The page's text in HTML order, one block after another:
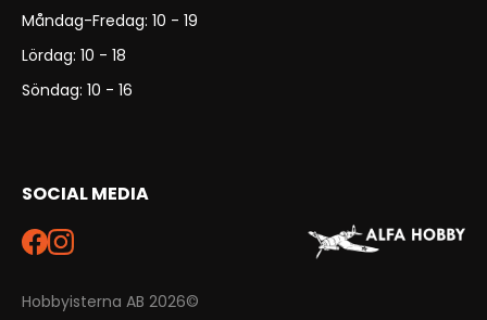
Måndag-Fredag: 10 - 19
Lördag: 10 - 18
Söndag: 10 - 16
SOCIAL MEDIA
Hobbyisterna AB 2026©